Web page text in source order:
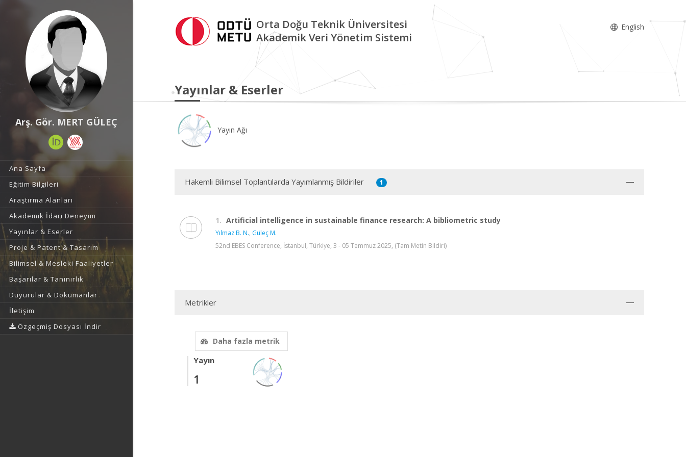
Arş. Gör. MERT GÜLEÇ
Ana Sayfa
Eğitim Bilgileri
Araştırma Alanları
Akademik İdari Deneyim
Yayınlar & Eserler
Proje & Patent & Tasarım
Bilimsel & Mesleki Faaliyetler
Başarılar & Tanınırlık
Duyurular & Dokümanlar
İletişim
Özgeçmiş Dosyası İndir
Orta Doğu Teknik Üniversitesi
Akademik Veri Yönetim Sistemi
English
Yayınlar & Eserler
Yayın Ağı
Hakemli Bilimsel Toplantılarda Yayımlanmış Bildiriler 1
1. Artificial intelligence in sustainable finance research: A bibliometric study
Yılmaz B. N., Güleç M.
52nd EBES Conference, İstanbul, Türkiye, 3 - 05 Temmuz 2025, (Tam Metin Bildiri)
Metrikler
Daha fazla metrik
Yayın
1